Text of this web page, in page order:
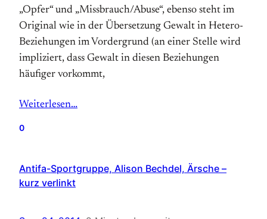
„Opfer“ und „Missbrauch/Abuse“, ebenso steht im
Original wie in der Übersetzung Gewalt in Hetero-
Beziehungen im Vordergrund (an einer Stelle wird
impliziert, dass Gewalt in diesen Beziehungen
häufiger vorkommt,
Weiterlesen…
0
Antifa-Sportgruppe, Alison Bechdel, Ärsche –
kurz verlinkt